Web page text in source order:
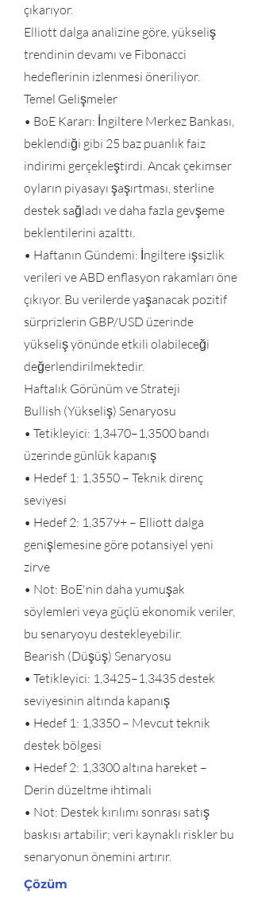
çıkarıyor.
Elliott dalga analizine göre, yükseliş
trendinin devamı ve Fibonacci
hedeflerinin izlenmesi öneriliyor.
Temel Gelişmeler
• BoE Kararı: İngiltere Merkez Bankası,
beklendiği gibi 25 baz puanlık faiz
indirimi gerçekleştirdi. Ancak çekimser
oyların piyasayı şaşırtması, sterline
destek sağladı ve daha fazla gevşeme
beklentilerini azalttı.
• Haftanın Gündemi: İngiltere işsizlik
verileri ve ABD enflasyon rakamları öne
çıkıyor. Bu verilerde yaşanacak pozitif
sürprizlerin GBP/USD üzerinde
yükseliş yönünde etkili olabileceği
değerlendirilmektedir.
Haftalık Görünüm ve Strateji
Bullish (Yükseliş) Senaryosu
• Tetikleyici: 1,3470–1,3500 bandı
üzerinde günlük kapanış
• Hedef 1: 1,3550 – Teknik direnç
seviyesi
• Hedef 2: 1,3579+ – Elliott dalga
genişlemesine göre potansiyel yeni
zirve
• Not: BoE'nin daha yumuşak
söylemleri veya güçlü ekonomik veriler,
bu senaryoyu destekleyebilir.
Bearish (Düşüş) Senaryosu
• Tetikleyici: 1,3425–1,3435 destek
seviyesinin altında kapanış
• Hedef 1: 1,3350 – Mevcut teknik
destek bölgesi
• Hedef 2: 1,3300 altına hareket –
Derin düzeltme ihtimali
• Not: Destek kırılımı sonrası satış
baskısı artabilir; veri kaynaklı riskler bu
senaryonun önemini artırır.
Çözüm